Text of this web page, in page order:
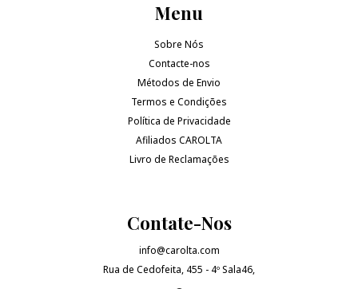
Menu
Sobre Nós
Contacte-nos
Métodos de Envio
Termos e Condições
Política de Privacidade
Afiliados CAROLTA
Livro de Reclamações
Contate-Nos
info@carolta.com
Rua de Cedofeita, 455 - 4º Sala46,